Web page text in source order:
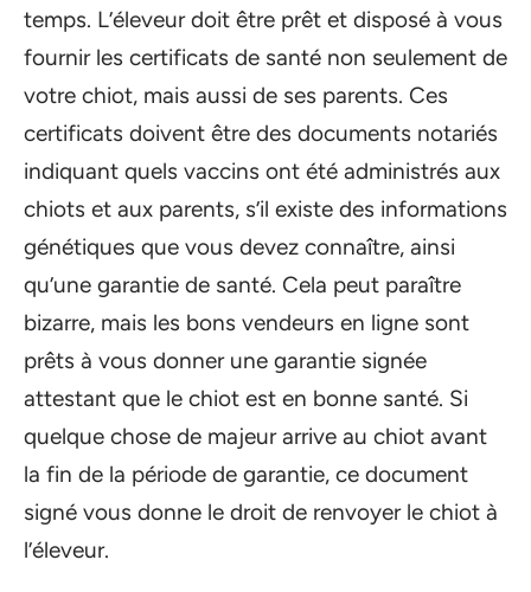
temps. L’éleveur doit être prêt et disposé à vous
fournir les certificats de santé non seulement de
votre chiot, mais aussi de ses parents. Ces
certificats doivent être des documents notariés
indiquant quels vaccins ont été administrés aux
chiots et aux parents, s’il existe des informations
génétiques que vous devez connaître, ainsi
qu’une garantie de santé. Cela peut paraître
bizarre, mais les bons vendeurs en ligne sont
prêts à vous donner une garantie signée
attestant que le chiot est en bonne santé. Si
quelque chose de majeur arrive au chiot avant
la fin de la période de garantie, ce document
signé vous donne le droit de renvoyer le chiot à
l’éleveur.